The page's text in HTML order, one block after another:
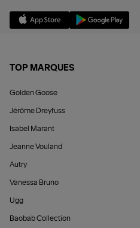
TOP MARQUES
Golden Goose
Jérôme Dreyfuss
Isabel Marant
Jeanne Vouland
Autry
Vanessa Bruno
Ugg
Baobab Collection